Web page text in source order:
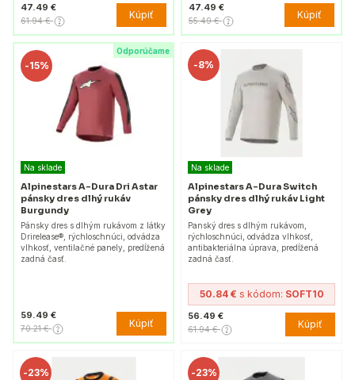
47.49 €
61.94 € Kúpiť
47.49 €
55.49 € Kúpiť
Odporúčame
-15%
Na sklade
Alpinestars A-Dura Dri Astar
pánsky dres dlhý rukáv
Burgundy
Pánsky dres s dlhým rukávom z látky
Drirelease®, rýchloschnúci, odvádza
vlhkosť, ventilačné panely, predĺžená
zadná časť.
59.49 €
70.21 € Kúpiť
-8%
Na sklade
Alpinestars A-Dura Switch
pánsky dres dlhý rukáv Light
Grey
Panský dres s dlhým rukávom,
rýchloschnúci, odvádza vlhkosť,
antibakteriálna úprava, predĺžená
zadná časť.
50.84 € s kódom: SOFT10
56.49 €
61.94 € Kúpiť
-23% -23%